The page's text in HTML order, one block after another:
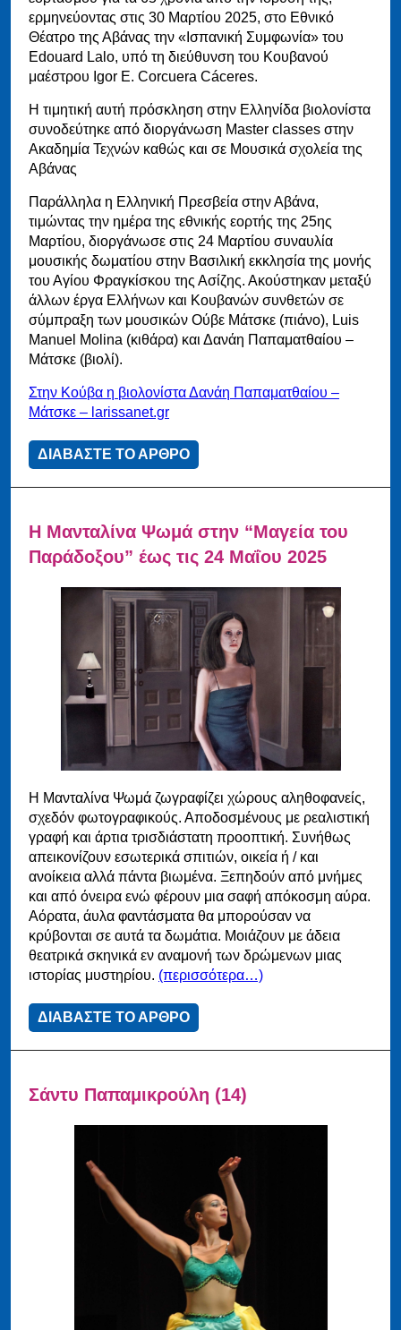
ερμηνεύοντας στις 30 Μαρτίου 2025, στο Εθνικό
Θέατρο της Αβάνας την «Ισπανική Συμφωνία» του
Edouard Lalo, υπό τη διεύθυνση του Κουβανού
μαέστρου Igor E. Corcuera Cáceres.
Η τιμητική αυτή πρόσκληση στην Ελληνίδα βιολονίστα
συνοδεύτηκε από διοργάνωση Master classes στην
Ακαδημία Τεχνών καθώς και σε Μουσικά σχολεία της
Αβάνας
Παράλληλα η Ελληνική Πρεσβεία στην Αβάνα,
τιμώντας την ημέρα της εθνικής εορτής της 25ης
Μαρτίου, διοργάνωσε στις 24 Μαρτίου συναυλία
μουσικής δωματίου στην Βασιλική εκκλησία της μονής
του Αγίου Φραγκίσκου της Ασίζης. Ακούστηκαν μεταξύ
άλλων έργα Ελλήνων και Κουβανών συνθετών σε
σύμπραξη των μουσικών Ούβε Μάτσκε (πιάνο), Luis
Manuel Molina (κιθάρα) και Δανάη Παπαματθαίου –
Μάτσκε (βιολί).
Στην Κούβα η βιολονίστα Δανάη Παπαματθαίου –
Μάτσκε – larissanet.gr
ΔΙΑΒΑΣΤΕ ΤΟ ΑΡΘΡΟ
Η Μανταλίνα Ψωμά στην “Μαγεία του
Παράδοξου” έως τις 24 Μαΐου 2025
Η Μανταλίνα Ψωμά ζωγραφίζει χώρους αληθοφανείς,
σχεδόν φωτογραφικούς. Αποδοσμένους με ρεαλιστική
γραφή και άρτια τρισδιάστατη προοπτική. Συνήθως
απεικονίζουν εσωτερικά σπιτιών, οικεία ή / και
ανοίκεια αλλά πάντα βιωμένα. Ξεπηδούν από μνήμες
και από όνειρα ενώ φέρουν μια σαφή απόκοσμη αύρα.
Αόρατα, άυλα φαντάσματα θα μπορούσαν να
κρύβονται σε αυτά τα δωμάτια. Μοιάζουν με άδεια
θεατρικά σκηνικά εν αναμονή των δρώμενων μιας
ιστορίας μυστηρίου. (περισσότερα…)
ΔΙΑΒΑΣΤΕ ΤΟ ΑΡΘΡΟ
Σάντυ Παπαμικρούλη (14)